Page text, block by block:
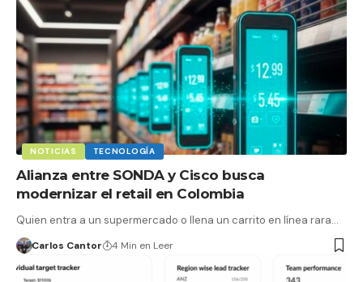
NOTICIAS TECNOLOGÍA
Alianza entre SONDA y Cisco busca
modernizar el retail en Colombia
Quien entra a un supermercado o llena un carrito en línea rara…
Carlos Cantor 4 Min en Leer